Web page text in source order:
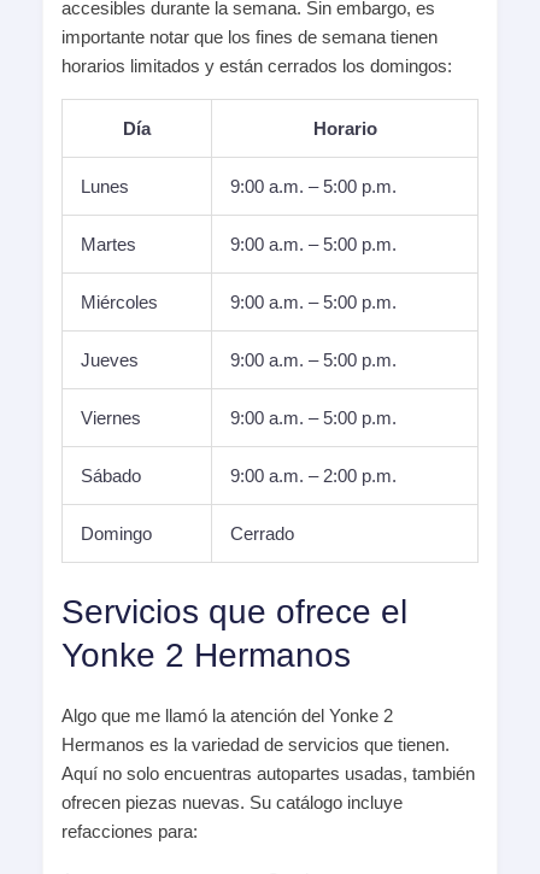
accesibles durante la semana. Sin embargo, es
importante notar que los fines de semana tienen
horarios limitados y están cerrados los domingos:
Día Horario
Lunes 9:00 a.m. – 5:00 p.m.
Martes 9:00 a.m. – 5:00 p.m.
Miércoles 9:00 a.m. – 5:00 p.m.
Jueves 9:00 a.m. – 5:00 p.m.
Viernes 9:00 a.m. – 5:00 p.m.
Sábado 9:00 a.m. – 2:00 p.m.
Domingo Cerrado
Servicios que ofrece el
Yonke 2 Hermanos
Algo que me llamó la atención del Yonke 2
Hermanos es la variedad de servicios que tienen.
Aquí no solo encuentras autopartes usadas, también
ofrecen piezas nuevas. Su catálogo incluye
refacciones para: